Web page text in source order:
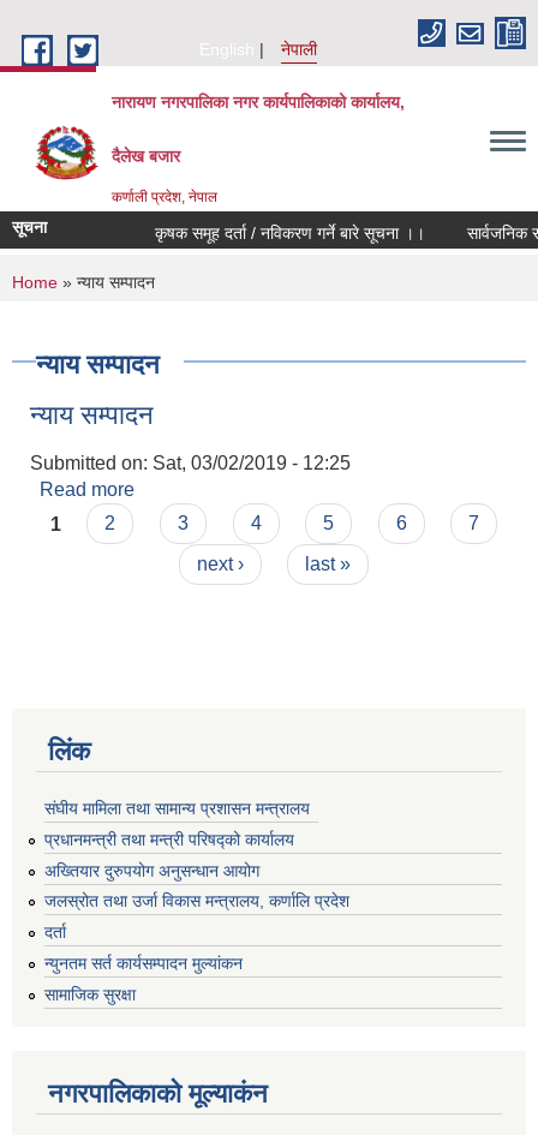
English
नेपाली
नारायण नगरपालिका नगर कार्यपालिकाको कार्यालय,
दैलेख बजार
कर्णाली प्रदेश, नेपाल
सूचना कृषक समूह दर्ता / नविकरण गर्ने बारे सूचना ।। सार्वजनिक
You are here
Home » न्याय सम्पादन
न्याय सम्पादन
न्याय सम्पादन
Submitted on: Sat, 03/02/2019 - 12:25
Read more
Pages
1 2 3 4 5 6
7
next ›
last »
लिंक
संघीय मामिला तथा सामान्य प्रशासन मन्त्रालय
प्रधानमन्त्री तथा मन्त्री परिषद्को कार्यालय
अख्तियार दुरुपयोग अनुसन्धान आयोग
जलस्रोत तथा उर्जा विकास मन्त्रालय, कर्णालि प्रदेश
दर्ता
न्युनतम सर्त कार्यसम्पादन मुल्यांकन
सामाजिक सुरक्षा
नगरपालिकाकाे मूल्याकंन